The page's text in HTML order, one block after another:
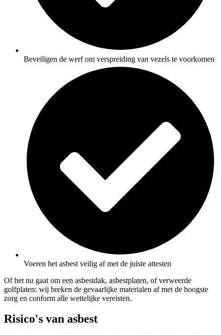
Beveiligen de werf om verspreiding van vezels te voorkomen
Voeren het asbest veilig af met de juiste attesten
Of het nu gaat om een asbestdak, asbestplaten, of verweerde
golfplaten: wij breken de gevaarlijke materialen af met de hoogste
zorg en conform alle wettelijke vereisten.
Risico's van asbest